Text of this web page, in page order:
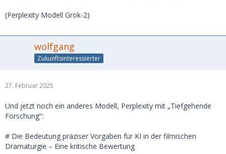
(Perplexity Modell Grok-2)
wolfgang
Zukunftsinteressierter
27. Februar 2025
Und jetzt noch ein anderes Modell, Perplexity mit „Tiefgehende
Forschung“:
# Die Bedeutung präziser Vorgaben für KI in der filmischen
Dramaturgie – Eine kritische Bewertung